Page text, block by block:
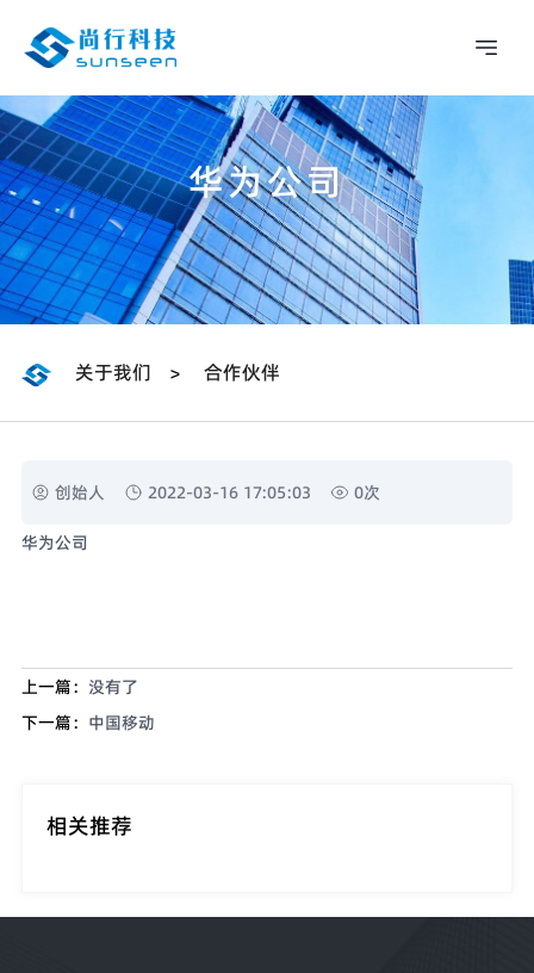
华为公司
关于我们 > 合作伙伴
创始人 2022-03-16 17:05:03 0次
华为公司
上一篇： 没有了
下一篇： 中国移动
相关推荐